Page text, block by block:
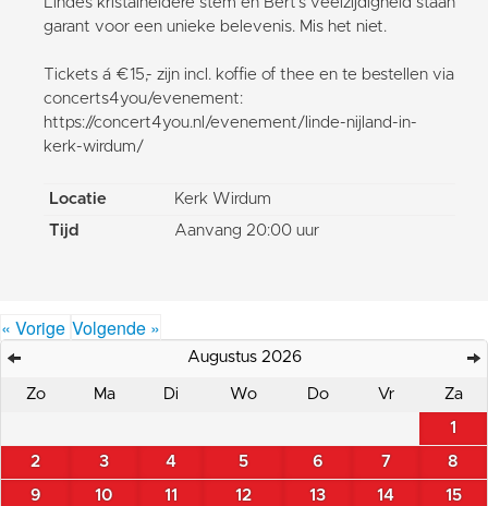
garant voor een unieke belevenis. Mis het niet.
Tickets á €15,- zijn incl. koffie of thee en te bestellen via
concerts4you/evenement:
https://concert4you.nl/evenement/linde-nijland-in-
kerk-wirdum/
Locatie
Kerk Wirdum
Tijd
Aanvang 20:00 uur
« Vorige Volgende »
Augustus 2026
Zo Ma Di Wo Do Vr Za
1
2 3 4 5 6 7 8
9 10 11 12 13 14 15